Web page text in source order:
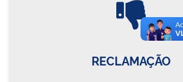
RECLAMAÇÃO